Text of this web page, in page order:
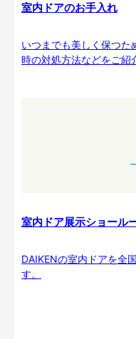
室内ドアのお手入れ
いつまでも美しく保つた
時の対処方法などをご紹
室内ドア展示ショール
DAIKENの室内ドアを全
す。